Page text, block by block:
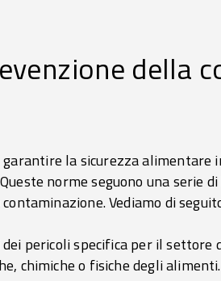
della
la sicurezza alimentare
norme seguono una serie
Vediamo di
pericoli specifica per il settore
chimiche o fisiche degli alimenti.